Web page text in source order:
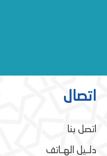
اتصال
اتصل بنا
دلـيل الهـاتف